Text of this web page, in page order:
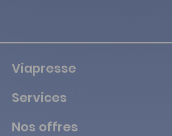
Viapresse
Services
Nos offres